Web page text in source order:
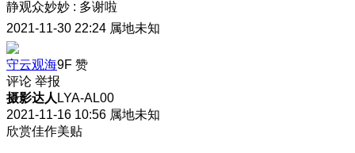
静观众妙妙 : 多谢啦
2021-11-30 22:24 属地未知
守云观海9F 赞
评论 举报
摄影达人 LYA-AL00
2021-11-16 10:56 属地未知
欣赏佳作美贴